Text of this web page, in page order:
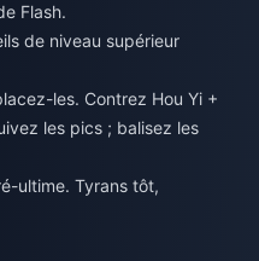
Flash.
de niveau supérieur
les. Contrez Hou Yi +
les pics ; balisez les
ultime. Tyrans tôt,